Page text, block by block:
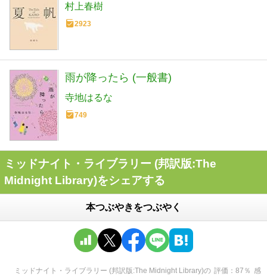
村上春樹
2923
雨が降ったら (一般書)
寺地はるな
749
ミッドナイト・ライブラリー (邦訳版:The
Midnight Library)をシェアする
本つぶやきをつぶやく
ミッドナイト・ライブラリー (邦訳版:The Midnight Library)の 評価 87 ％ 感